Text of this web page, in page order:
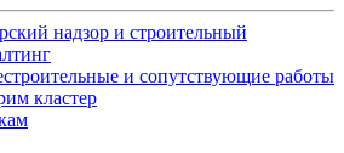
надзор и строительный
и сопутствующие работы
кластер